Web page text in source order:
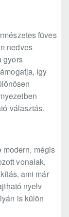
füves
nedves
gyors
így
választás.
mégis
vonalak,
ami már
nyelv
is külön